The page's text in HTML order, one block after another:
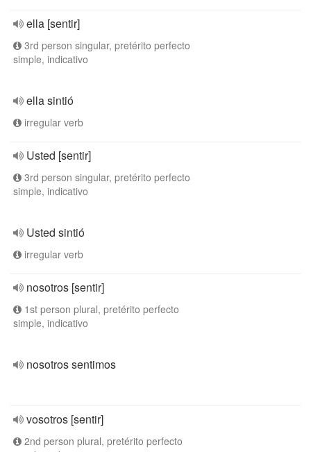
ella [sentir]
3rd person singular, pretérito perfecto
simple, indicativo
ella sintió
irregular verb
Usted [sentir]
3rd person singular, pretérito perfecto
simple, indicativo
Usted sintió
irregular verb
nosotros [sentir]
1st person plural, pretérito perfecto
simple, indicativo
nosotros sentimos
vosotros [sentir]
2nd person plural, pretérito perfecto